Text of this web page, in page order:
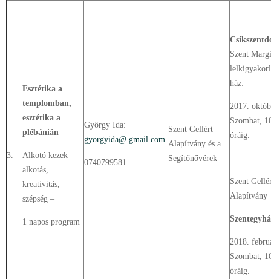
3.
Esztétika a
templomban,
esztétika a
plébánián
Alkotó kezek –
alkotás,
kreativitás,
szépség –
1 napos program
György Ida:
gyorgyida@ gmail.com
0740799581
Szent Gellért
Alapítvány és a
Segítőnővérek
Szent
ház:
2017.
Szombat,
óráig.
Szent
Alapítvány
2018.
Szombat,
óráig.